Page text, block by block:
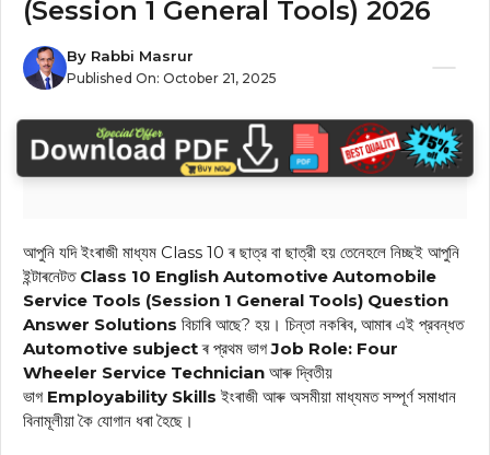
(Session 1 General Tools) 2026
By Rabbi Masrur
Published On: October 21, 2025
আপুনি যদি ইংৰাজী মাধ্যম Class 10 ৰ ছাত্র বা ছাত্রী হয় তেনেহলে নিচ্ছই আপুনি
ইন্টাৰনেটত Class 10 English Automotive Automobile
Service Tools (Session 1 General Tools) Question
Answer Solutions বিচাৰি আছে? হয়। চিন্তা নকৰিব, আমাৰ এই প্রবন্ধত
Automotive subjectৰ প্রথম ভাগJob Role: Four
Wheeler Service Technician আৰু দ্বিতীয়
ভাগ Employability Skills ইংৰাজী আৰু অসমীয়া মাধ্যমত সম্পূৰ্ণ সমাধান
বিনামূলীয়া কৈ যোগান ধৰা হৈছে।